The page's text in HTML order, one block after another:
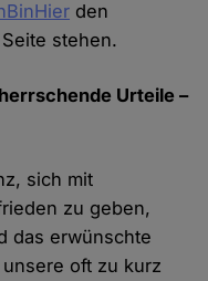
den
stehen.
Urteile –
sich mit
zu geben,
das erwünschte
oft zu kurz